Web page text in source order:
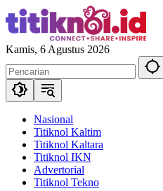
Langsung
ke
konten
Kamis, 6 Agustus 2026
Nasional
Titiknol Kaltim
Titiknol Kaltara
Titiknol IKN
Advertorial
Titiknol Tekno